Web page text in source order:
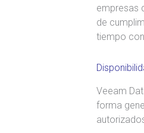
empresas
de
tiempo
Veeam
forma